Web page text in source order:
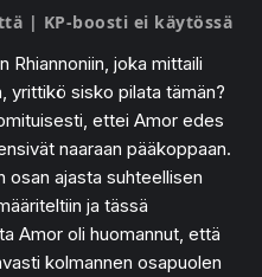
| KP-boosti ei käytössä
Rhiannoniin, joka mittaili
yrittikö sisko pilata tämän?
ettei Amor edes
naaraan pääkoppaan.
osan ajasta suhteellisen
ja tässä
Amor oli huomannut, että
kolmannen osapuolen